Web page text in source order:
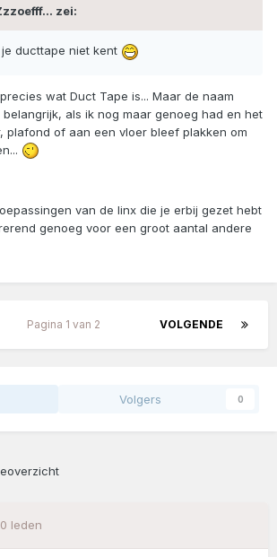
zei:
ducttape niet kent
wat Duct Tape is... Maar de naam
als ik nog maar genoeg had en het
plafond of aan een vloer bleef plakken om
van de linx die je erbij gezet hebt
genoeg voor een groot aantal andere
VOLGENDE
Pagina 1 van 2
Volgers 0
0 leden